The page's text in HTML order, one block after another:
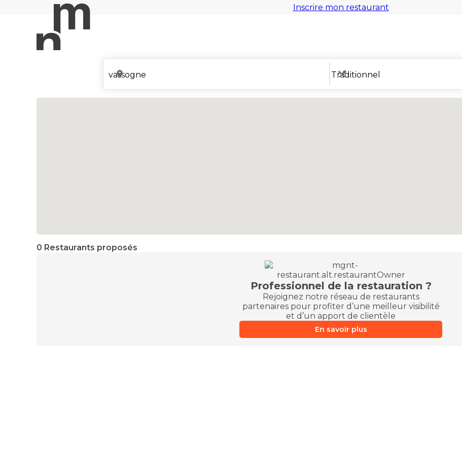
Inscrire mon restaurant
0 Restaurants proposés
Professionnel de la restauration ?
Rejoignez notre réseau de restaurants
partenaires pour profiter d’une meilleur visibilité
et d’un apport de clientèle
En savoir plus